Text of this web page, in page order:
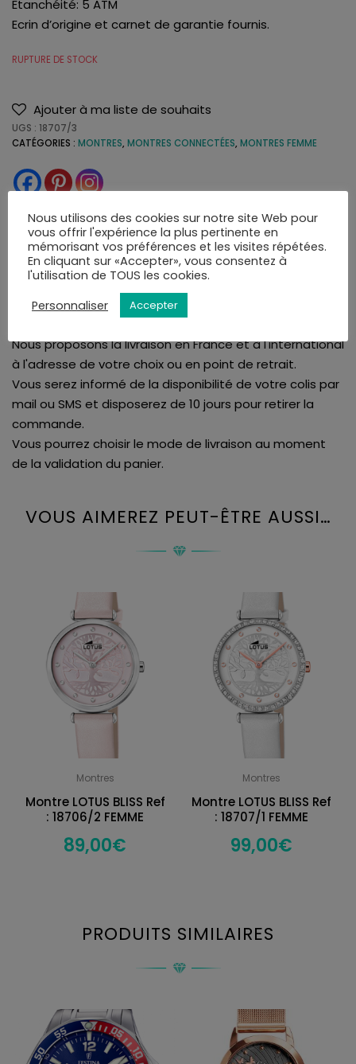
Etanchéité: 5 ATM
Ecrin d’origine et carnet de garantie fournis.
RUPTURE DE STOCK
Ajouter à ma liste de souhaits
UGS : 18707/3
CATÉGORIES : MONTRES, MONTRES CONNECTÉES, MONTRES FEMME
LIVRAISON AVIS (0)
La bijouterie Amari's vous assure une livraison rapide et
Nous proposons la livraison en France et à l'international
à l'adresse de votre choix ou en point de retrait.
Vous serez informé de la disponibilité de votre colis par
mail ou SMS et disposerez de 10 jours pour retirer la
commande.
Vous pourrez choisir le mode de livraison au moment
de la validation du panier.
VOUS AIMEREZ PEUT-ÊTRE AUSSI…
Montres
Montre LOTUS BLISS Ref
: 18706/2 FEMME
89,00€
Montres
Montre LOTUS BLISS Ref
: 18707/1 FEMME
99,00€
PRODUITS SIMILAIRES
Nous utilisons des cookies sur notre site Web pour
vous offrir l'expérience la plus pertinente en
mémorisant vos préférences et les visites répétées.
En cliquant sur «Accepter», vous consentez à
l'utilisation de TOUS les cookies.
Personnaliser
Accepter